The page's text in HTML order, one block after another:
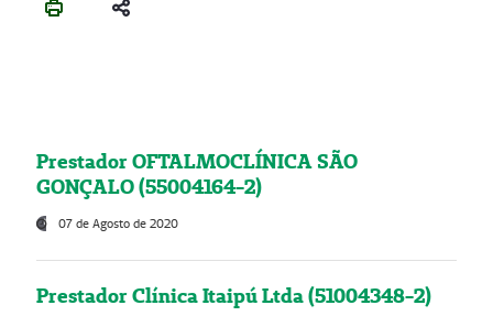
Prestador OFTALMOCLÍNICA SÃO
GONÇALO (55004164-2)
07 de Agosto de 2020
Prestador Clínica Itaipú Ltda (51004348-2)